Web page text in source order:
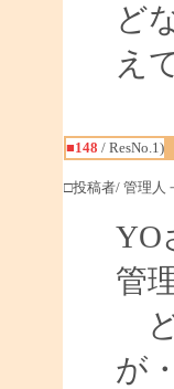
ど
え
■148 / ResNo.1)
□投稿者/ 管理人
YO
管
ど
が